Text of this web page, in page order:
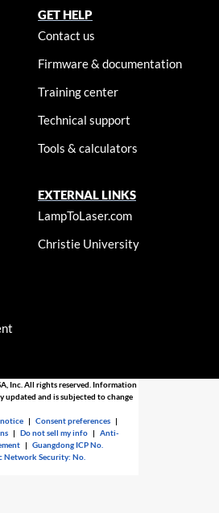
GET HELP
Contact us
Firmware & documentation
Training center
Technical support
Tools & calculators
EXTERNAL LINKS
LampToLaser.com
Christie University
Inc. All rights reserved. Information
updated and is subjected to change
|Consent preferences |
|Do not sell my info |Anti-
|Guangdong ICP No.
Network Security: No.